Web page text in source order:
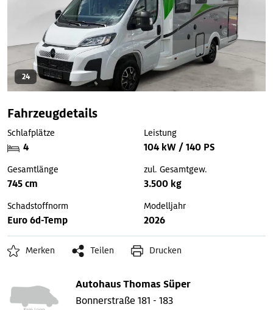
24
Fahrzeugdetails
Schlafplätze
4
Leistung
104 kW / 140 PS
Gesamtlänge
745 cm
zul. Gesamtgew.
3.500 kg
Schadstoffnorm
Euro 6d-Temp
Modelljahr
2026
Merken Teilen Drucken
Autohaus Thomas Süper
Bonnerstraße 181 - 183